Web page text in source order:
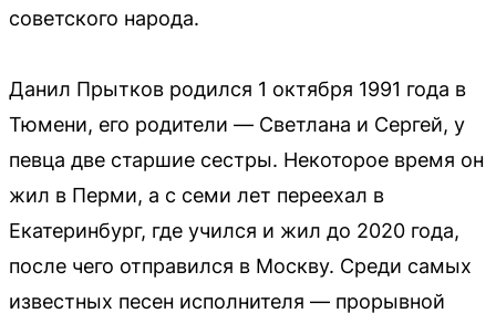
советского народа.
Данил Прытков родился 1 октября 1991 года в
Тюмени, его родители — Светлана и Сергей, у
певца две старшие сестры. Некоторое время он
жил в Перми, а с семи лет переехал в
Екатеринбург, где учился и жил до 2020 года,
после чего отправился в Москву. Среди самых
известных песен исполнителя — прорывной